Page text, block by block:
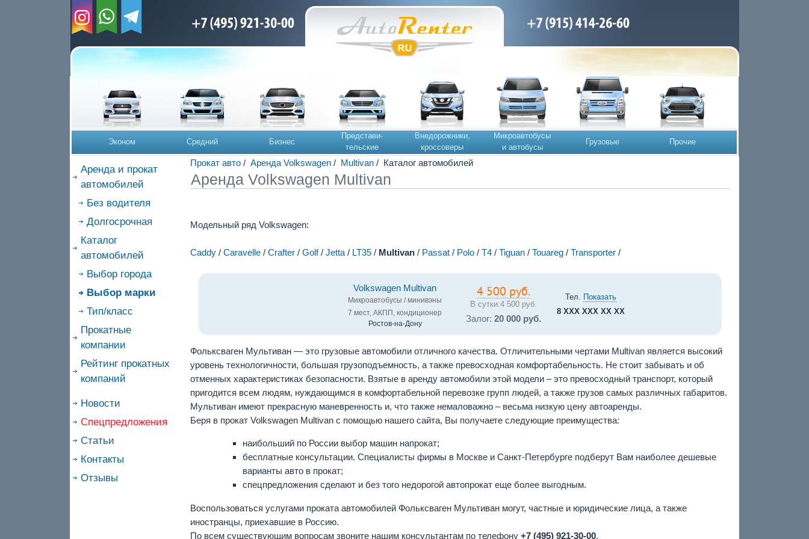
Эконом Средний Бизнес
Представи-
тельские
Внедорожники,
кроссоверы
Микроавтобусы
и автобусы
Грузовые Прочие
Аренда и прокат
автомобилей
Без водителя
Долгосрочная
Каталог
автомобилей
Выбор города
Выбор марки
Тип/класс
Прокатные
компании
Рейтинг прокатных
компаний
Новости
Спецпредложения
Статьи
Контакты
Отзывы
Прокат авто/ Аренда Volkswagen/ Multivan/ Каталог автомобилей
Аренда Volkswagen Multivan
Модельный ряд Volkswagen:
Caddy/ Caravelle / Crafter/ Golf/ Jetta/ LT35/ Multivan/ Passat/ Polo / T4/ Tiguan/ Touareg/ Transporter/
Volkswagen Multivan
Микроавтобусы / минивэны
7 мест, АКПП, кондиционер
Ростов-на-Дону
4 500 руб.
В сутки:4 500 руб.
Залог:20 000 руб.
Тел. Показать
8 XXX XXX XX XX
Фольксваген Мультиван — это грузовые автомобили отличного качества. Отличительными чертами Multivan является высокий
уровень технологичности, большая грузоподъемность, а также превосходная комфортабельность. Не стоит забывать и об
отменных характеристиках безопасности. Взятые в аренду автомобили этой модели – это превосходный транспорт, который
пригодится всем людям, нуждающимся в комфортабельной перевозке групп людей, а также грузов самых различных габаритов.
Мультиван имеют прекрасную маневренность и, что также немаловажно – весьма низкую цену автоаренды.
Беря в прокат Volkswagen Multivan с помощью нашего сайта, Вы получаете следующие преимущества:
наибольший по России выбор машин напрокат;
бесплатные консультации. Специалисты фирмы в Москве и Санкт-Петербурге подберут Вам наиболее дешевые
варианты авто в прокат;
спецпредложения сделают и без того недорогой автопрокат еще более выгодным.
Воспользоваться услугами проката автомобилей Фольксваген Мультиван могут, частные и юридические лица, а также
иностранцы, приехавшие в Россию.
По всем существующим вопросам звоните нашим консультантам по телефону +7 (495) 921-30-00.